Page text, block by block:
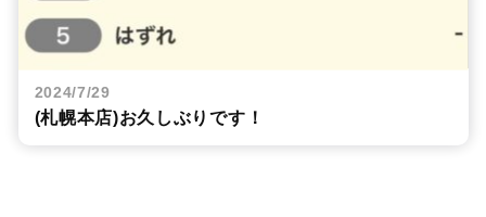
2024/7/29
(札幌本店)お久しぶりです！